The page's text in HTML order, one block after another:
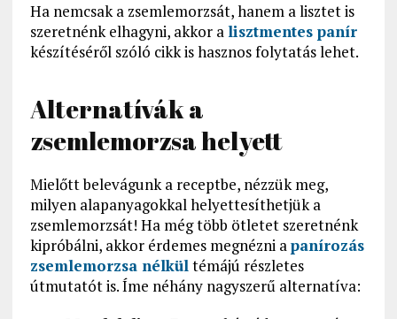
Ha nemcsak a zsemlemorzsát, hanem a lisztet is
szeretnénk elhagyni, akkor alisztmentes panír
készítéséről szóló cikk is hasznos folytatás lehet.
Alternatívák a
zsemlemorzsa helyett
Mielőtt belevágunk a receptbe, nézzük meg,
milyen alapanyagokkal helyettesíthetjük a
zsemlemorzsát! Ha még több ötletet szeretnénk
kipróbálni, akkor érdemes megnézni apanírozás
zsemlemorzsa nélkültémájú részletes
útmutatót is. Íme néhány nagyszerű alternatíva: